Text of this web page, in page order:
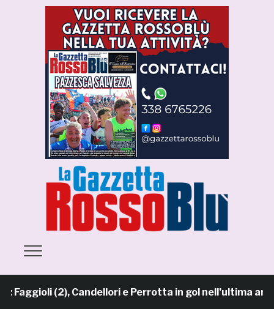
(2), Candellori e Perrotta in gol nell’ultima